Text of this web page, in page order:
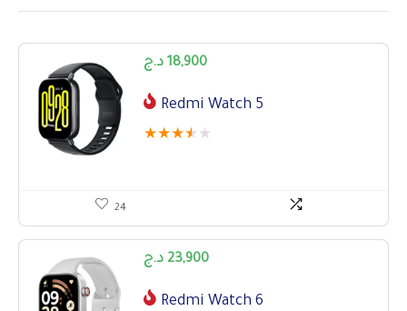
18,900 د.ج
Redmi Watch 5
★★★★ ★
24
23,900 د.ج
Redmi Watch 6